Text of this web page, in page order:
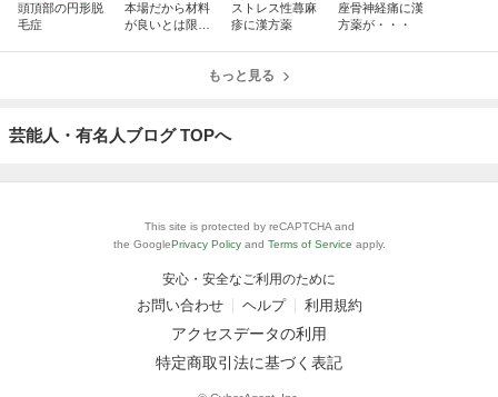
頭頂部の円形脱
毛症
本場だから材料
が良いとは限ら
ストレス性蕁麻
疹に漢方薬
座骨神経痛に漢
方薬が・・・
もっと見る
芸能人・有名人ブログ TOPへ
This site is protected by reCAPTCHA and
the GooglePrivacy Policy and Terms of Service apply.
安心・安全なご利用のために
お問い合わせ ヘルプ 利用規約
アクセスデータの利用
特定商取引法に基づく表記